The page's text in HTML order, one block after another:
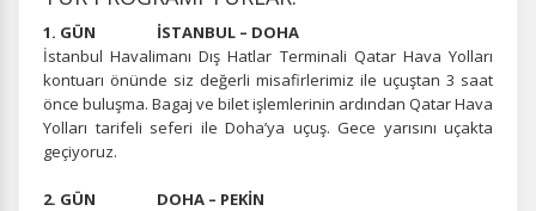
1. GÜN İSTANBUL – DOHA
İstanbul Havalimanı Dış Hatlar Terminali Qatar Hava Yolları
kontuarı önünde siz değerli misafirlerimiz ile uçuştan 3 saat
önce buluşma. Bagaj ve bilet işlemlerinin ardından Qatar Hava
Yolları tarifeli seferi ile Doha’ya uçuş. Gece yarısını uçakta
geçiyoruz.
2. GÜN DOHA – PEKİN